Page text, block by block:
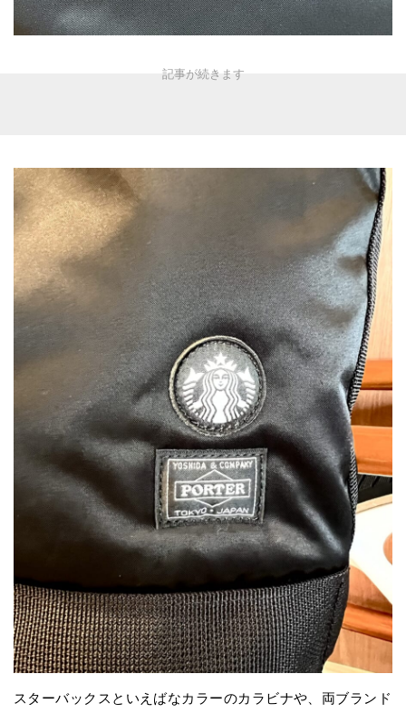
スターバックスといえばなカラーのカラビナや、両ブランド